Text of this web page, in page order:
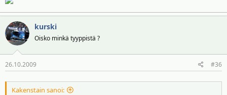
kurski
Oisko minkä tyyppistä ?
26.10.2009 #36
Kakenstain sanoi: